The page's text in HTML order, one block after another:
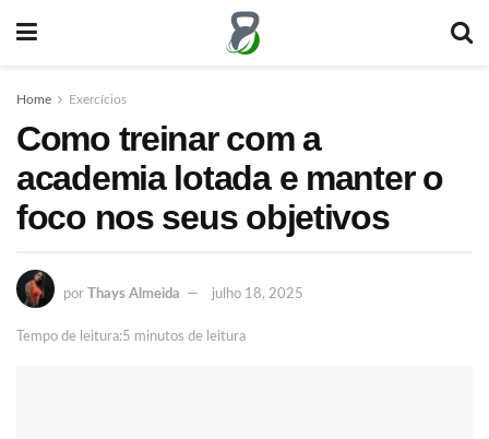
Home Exercícios
Como treinar com a
academia lotada e manter o
foco nos seus objetivos
por Thays Almeida julho 18, 2025
Tempo de leitura:5 minutos de leitura